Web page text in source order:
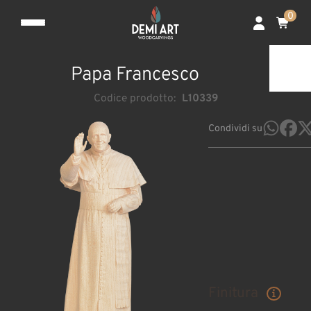
0
Papa Francesco
Codice prodotto: L10339
Condividi su